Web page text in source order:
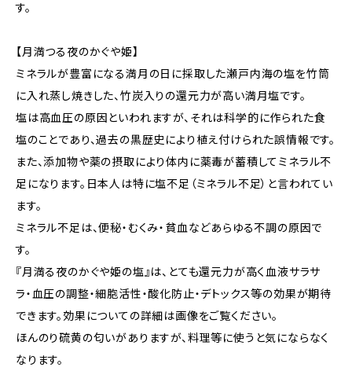
す。
【月満つる夜のかぐや姫】
ミネラルが豊富になる満月の日に採取した瀬戸内海の塩を竹筒
に入れ蒸し焼きした、竹炭入りの還元力が高い満月塩です。
塩は高血圧の原因といわれますが、それは科学的に作られた食
塩のことであり、過去の黒歴史により植え付けられた誤情報です。
また、添加物や薬の摂取により体内に薬毒が蓄積してミネラル不
足になります。日本人は特に塩不足（ミネラル不足）と言われてい
ます。
ミネラル不足は、便秘・むくみ・貧血などあらゆる不調の原因で
す。
『月満る夜のかぐや姫の塩』は、とても還元力が高く血液サラサ
ラ・血圧の調整・細胞活性・酸化防止・デトックス等の効果が期待
できます。効果についての詳細は画像をご覧ください。
ほんのり硫黄の匂いがありますが、料理等に使うと気にならなく
なります。